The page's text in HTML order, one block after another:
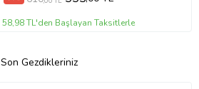
58,98 TL'den Başlayan Taksitlerle
Son Gezdikleriniz